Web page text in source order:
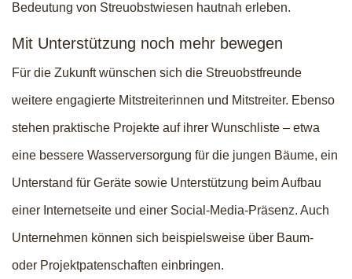
Bedeutung von Streuobstwiesen hautnah erleben.
Mit Unterstützung noch mehr bewegen
Für die Zukunft wünschen sich die Streuobstfreunde
weitere engagierte Mitstreiterinnen und Mitstreiter. Ebenso
stehen praktische Projekte auf ihrer Wunschliste – etwa
eine bessere Wasserversorgung für die jungen Bäume, ein
Unterstand für Geräte sowie Unterstützung beim Aufbau
einer Internetseite und einer Social-Media-Präsenz. Auch
Unternehmen können sich beispielsweise über Baum-
oder Projektpatenschaften einbringen.